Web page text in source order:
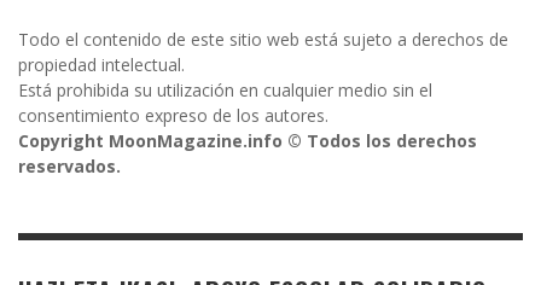
Todo el contenido de este sitio web está sujeto a derechos de
propiedad intelectual.
Está prohibida su utilización en cualquier medio sin el
consentimiento expreso de los autores.
Copyright MoonMagazine.info © Todos los derechos
reservados.